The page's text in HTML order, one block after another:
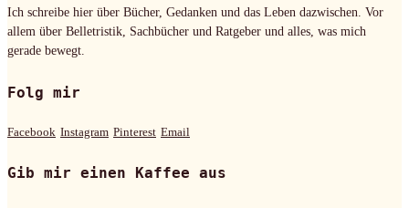
Ich schreibe hier über Bücher, Gedanken und das Leben dazwischen. Vor
allem über Belletristik, Sachbücher und Ratgeber und alles, was mich
gerade bewegt.
Folg mir
Facebook Instagram Pinterest Email
Gib mir einen Kaffee aus